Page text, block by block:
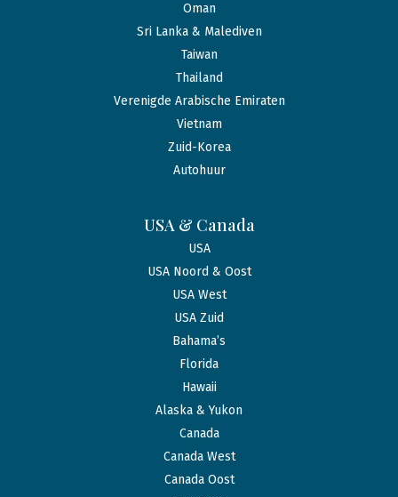
Oman
Sri Lanka & Malediven
Taiwan
Thailand
Verenigde Arabische Emiraten
Vietnam
Zuid-Korea
Autohuur
USA & Canada
USA
USA Noord & Oost
USA West
USA Zuid
Bahama’s
Florida
Hawaii
Alaska & Yukon
Canada
Canada West
Canada Oost